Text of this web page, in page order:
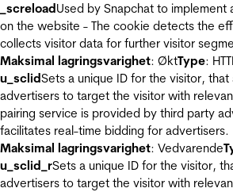
_screloadUsed by Snapchat to
on the website - The cookie detects the
collects visitor data for further visitor
Maksimal lagringsvarighet: ØktType:
u_sclidSets a unique ID for the visitor,
advertisers to target the visitor with
pairing service is provided by third party
facilitates real-time bidding for advertisers.
Maksimal lagringsvarighet: Vedvarende
u_sclid_rSets a unique ID for the visitor,
advertisers to target the visitor with